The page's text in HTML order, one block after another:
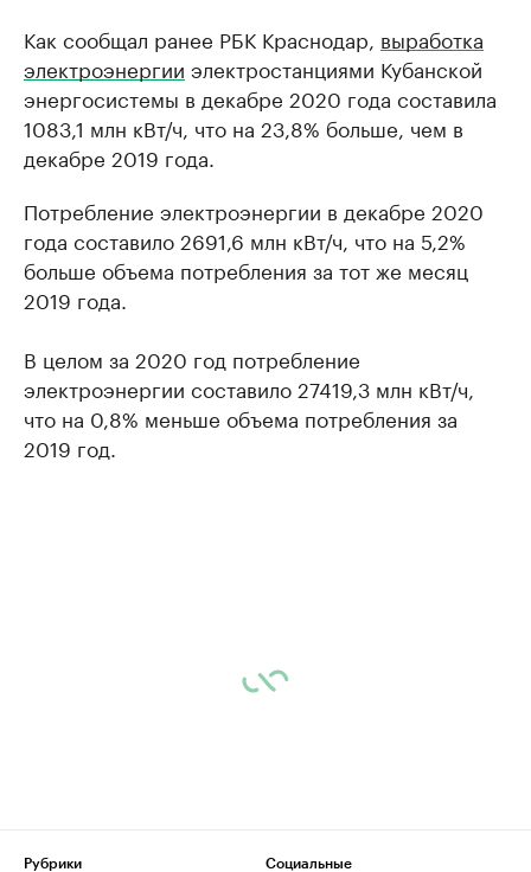
Как сообщал ранее РБК Краснодар, выработка
электроэнергии электростанциями Кубанской
энергосистемы в декабре 2020 года составила
1083,1 млн кВт/ч, что на 23,8% больше, чем в
декабре 2019 года.
Потребление электроэнергии в декабре 2020
года составило 2691,6 млн кВт/ч, что на 5,2%
больше объема потребления за тот же месяц
2019 года.
В целом за 2020 год потребление
электроэнергии составило 27419,3 млн кВт/ч,
что на 0,8% меньше объема потребления за
2019 год.
Рубрики
Социальные